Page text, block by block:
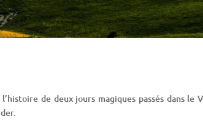
l’histoire de deux jours magiques passés dans